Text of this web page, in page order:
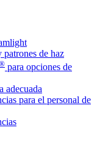
de haz
para opciones de
adecuada
para el personal de